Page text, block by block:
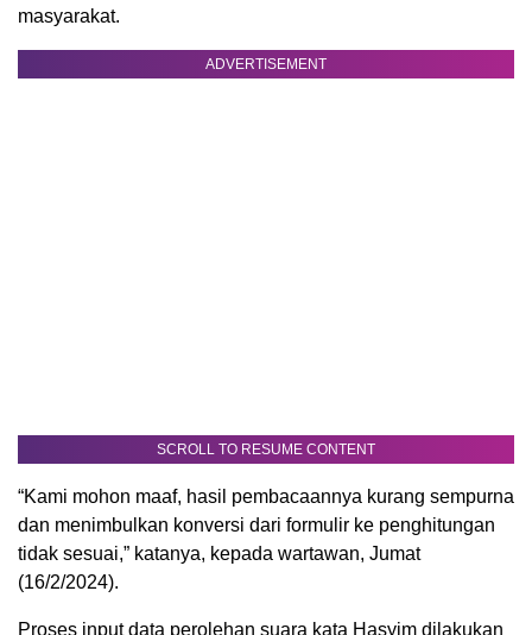
masyarakat.
ADVERTISEMENT
SCROLL TO RESUME CONTENT
“Kami mohon maaf, hasil pembacaannya kurang sempurna
dan menimbulkan konversi dari formulir ke penghitungan
tidak sesuai,” katanya, kepada wartawan, Jumat
(16/2/2024).
Proses input data perolehan suara kata Hasyim dilakukan